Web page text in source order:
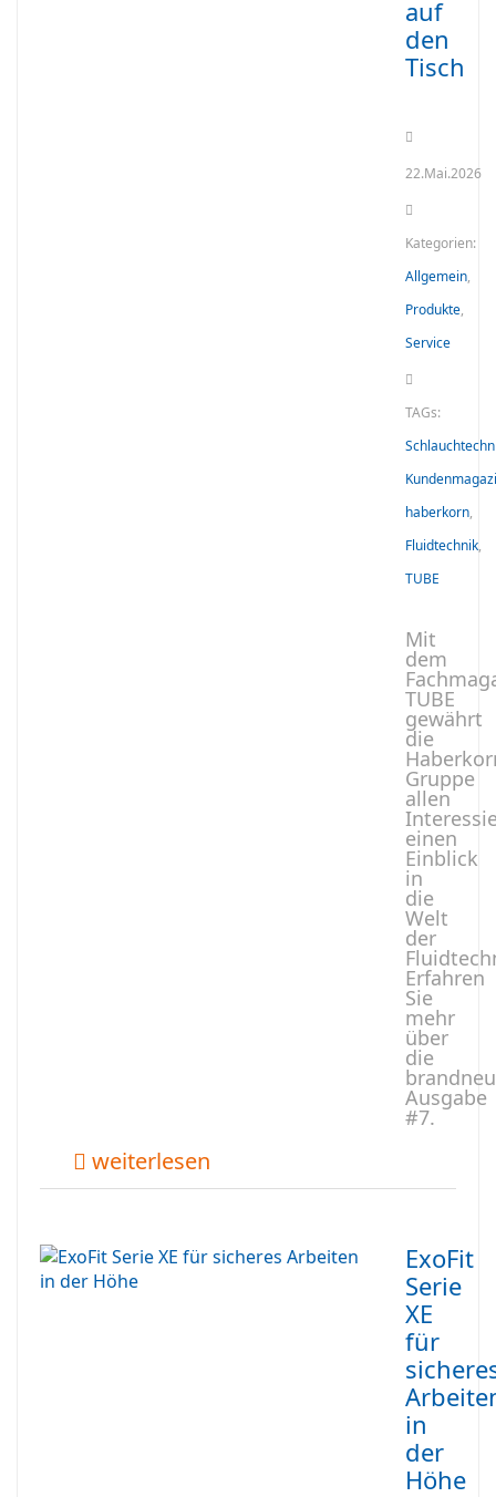
auf
den
Tisch
22.Mai.2026
Kategorien:
Allgemein,
Produkte,
Service
TAGs:
haberkorn,
Fluidtechnik,
TUBE
Mit
dem
TUBE
gewährt
die
Gruppe
allen
einen
Einblick
in
die
Welt
der
Erfahren
Sie
mehr
über
die
Ausgabe
#7.
weiterlesen
ExoFit
Serie
XE
für
in
der
Höhe